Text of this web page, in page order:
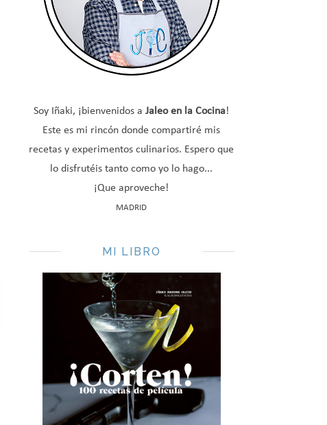
Soy Iñaki, ¡bienvenidos aJaleo en la Cocina!
Este es mi rincón donde compartiré mis
recetas y experimentos culinarios. Espero que
lo disfrutéis tanto como yo lo hago...
¡Que aproveche!
MADRID
MI LIBRO